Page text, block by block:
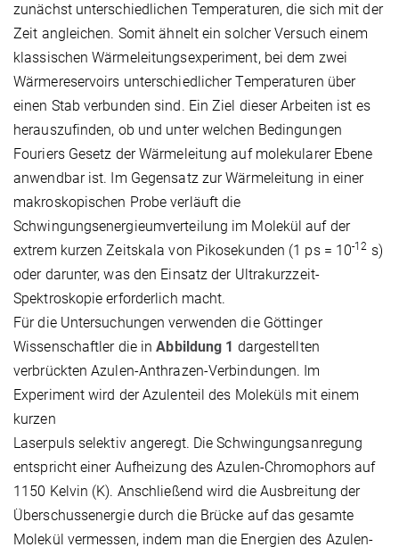
zunächst unterschiedlichen Temperaturen, die sich mit der
Zeit angleichen. Somit ähnelt ein solcher Versuch einem
klassischen Wärmeleitungsexperiment, bei dem zwei
Wärmereservoirs unterschiedlicher Temperaturen über
einen Stab verbunden sind. Ein Ziel dieser Arbeiten ist es
herauszufinden, ob und unter welchen Bedingungen
Fouriers Gesetz der Wärmeleitung auf molekularer Ebene
anwendbar ist. Im Gegensatz zur Wärmeleitung in einer
makroskopischen Probe verläuft die
Schwingungsenergieumverteilung im Molekül auf der
extrem kurzen Zeitskala von Pikosekunden (1 ps = 10-12 s)
oder darunter, was den Einsatz der Ultrakurzzeit-
Spektroskopie erforderlich macht.
Für die Untersuchungen verwenden die Göttinger
Wissenschaftler die inAbbildung 1 dargestellten
verbrückten Azulen-Anthrazen-Verbindungen. Im
Experiment wird der Azulenteil des Moleküls mit einem
kurzen
Laserpuls selektiv angeregt. Die Schwingungsanregung
entspricht einer Aufheizung des Azulen-Chromophors auf
1150 Kelvin (K). Anschließend wird die Ausbreitung der
Überschussenergie durch die Brücke auf das gesamte
Molekül vermessen, indem man die Energien des Azulen-